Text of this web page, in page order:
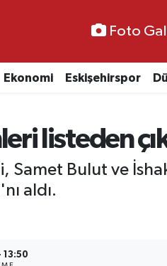
Foto
Ekonomi Eskişehirspor
listeden
Samet Bulut ve
aldı.
13:50